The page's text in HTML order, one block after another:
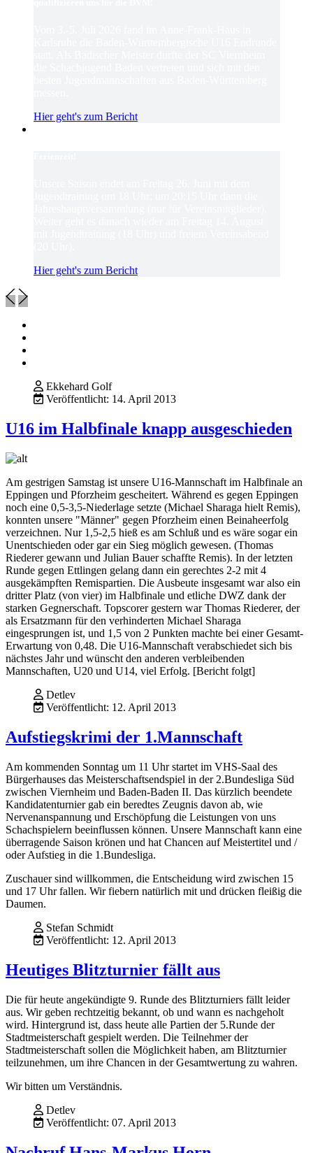
Hier geht's zum Bericht
Hier geht's zum Bericht
Ekkehard Golf
Veröffentlicht: 14. April 2013
U16 im Halbfinale knapp ausgeschieden
Am gestrigen Samstag ist unsere U16-Mannschaft im Halbfinale an
Eppingen und Pforzheim gescheitert. Während es gegen Eppingen
noch eine 0,5-3,5-Niederlage setzte (Michael Sharaga hielt Remis),
konnten unsere "Männer" gegen Pforzheim einen Beinaheerfolg
verzeichnen. Nur 1,5-2,5 hieß es am Schluß und es wäre sogar ein
Unentschieden oder gar ein Sieg möglich gewesen. (Thomas
Riederer gewann und Julian Bauer schaffte Remis). In der letzten
Runde gegen Ettlingen gelang dann ein gerechtes 2-2 mit 4
ausgekämpften Remispartien. Die Ausbeute insgesamt war also ein
dritter Platz (von vier) im Halbfinale und etliche DWZ dank der
starken Gegnerschaft. Topscorer gestern war Thomas Riederer, der
als Ersatzmann für den verhinderten Michael Sharaga
eingesprungen ist, und 1,5 von 2 Punkten machte bei einer Gesamt-
Erwartung von 0,48. Die U16-Mannschaft verabschiedet sich bis
nächstes Jahr und wünscht den anderen verbleibenden
Mannschaften, U20 und U14, viel Erfolg. [Bericht folgt]
Detlev
Veröffentlicht: 12. April 2013
Aufstiegskrimi der 1.Mannschaft
Am kommenden Sonntag um 11 Uhr startet im VHS-Saal des
Bürgerhauses das Meisterschaftsendspiel in der 2.Bundesliga Süd
zwischen Viernheim und Baden-Baden II. Das kürzlich beendete
Kandidatenturnier gab ein beredtes Zeugnis davon ab, wie
Nervenanspannung und Erschöpfung die Leistungen von uns
Schachspielern beeinflussen können. Unsere Mannschaft kann eine
überragende Saison krönen und hat Chancen auf Meistertitel und /
oder Aufstieg in die 1.Bundesliga.
Zuschauer sind willkommen, die Entscheidung wird zwischen 15
und 17 Uhr fallen. Wir fiebern natürlich mit und drücken fleißig die
Daumen.
Stefan Schmidt
Veröffentlicht: 12. April 2013
Heutiges Blitzturnier fällt aus
Die für heute angekündigte 9. Runde des Blitzturniers fällt leider
aus. Wir geben rechtzeitig bekannt, ob und wann es nachgeholt
wird. Hintergrund ist, dass heute alle Partien der 5.Runde der
Stadtmeisterschaft gespielt werden. Die Teilnehmer der
Stadtmeisterschaft sollen die Möglichkeit haben, am Blitzturnier
teilzunehmen, um ihre Chancen in der Gesamtwertung zu wahren.
Wir bitten um Verständnis.
Detlev
Veröffentlicht: 07. April 2013